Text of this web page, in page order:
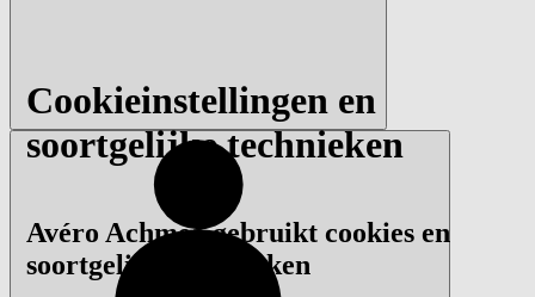
Cookieinstellingen en
soortgelijke technieken
Avéro Achmea gebruikt cookies en
soortgelijke technieken